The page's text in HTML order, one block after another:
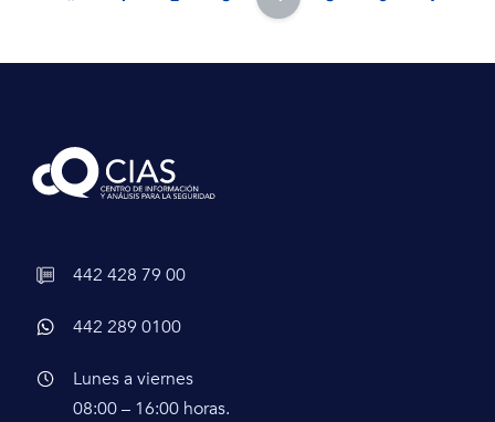
442 428 79 00
442 289 0100
Lunes a viernes
08:00 – 16:00 horas.